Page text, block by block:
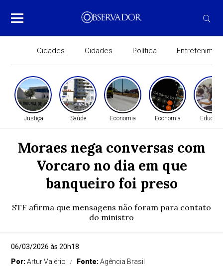
Cidades Cidades Política
Justiça Saúde Economia Economia
Moraes nega conversas com
Vorcaro no dia em que
banqueiro foi preso
STF afirma que mensagens não foram para contato
do ministro
06/03/2026 às 20h18
Por:Artur Valério Fonte:Agência Brasil